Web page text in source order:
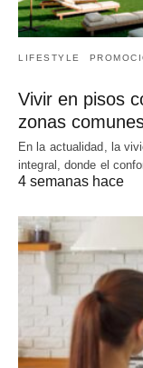
LIFESTYLE
Vivir en pisos
zonas
En la actualidad, la
integral, donde el
4 semanas hace